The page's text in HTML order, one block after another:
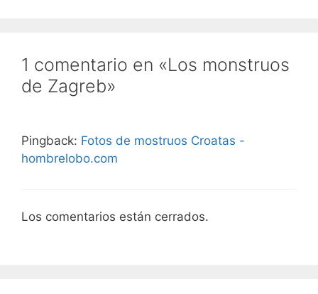
1 comentario en «Los monstruos
de Zagreb»
Pingback: Fotos de mostruos Croatas -
hombrelobo.com
Los comentarios están cerrados.